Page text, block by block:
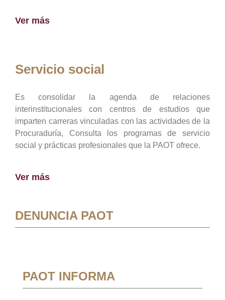
Ver más
Servicio social
Es consolidar la agenda de relaciones
interinstitucionales con centros de estudios que
imparten carreras vinculadas con las actividades de la
Procuraduría, Consulta los programas de servicio
social y prácticas profesionales que la PAOT ofrece.
Ver más
DENUNCIA PAOT
PAOT INFORMA